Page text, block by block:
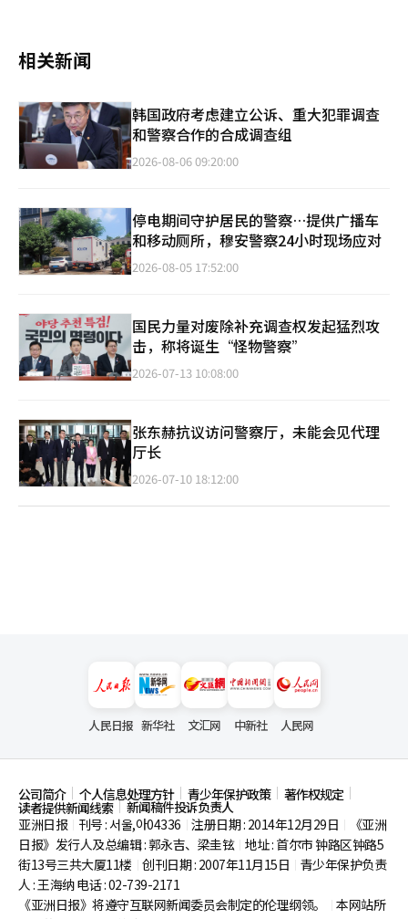
相关新闻
韩国政府考虑建立公诉、重大犯罪调查
和警察合作的合成调查组
2026-08-06 09:20:00
停电期间守护居民的警察…提供广播车
和移动厕所，穆安警察24小时现场应对
2026-08-05 17:52:00
国民力量对废除补充调查权发起猛烈攻
击，称将诞生“怪物警察”
2026-07-13 10:08:00
张东赫抗议访问警察厅，未能会见代理
厅长
2026-07-10 18:12:00
人民日报 新华社 文汇网 中新社 人民网
公司简介 个人信息处理方针 青少年保护政策 著作权规定
读者提供新闻线索
新闻稿件投诉负责人
亚洲日报
刊号 : 서울,아04336 注册日期 : 2014年12月29日
《亚洲
日报》发行人及总编辑 : 郭永吉、梁圭铉 地址 : 首尔市钟路区钟路5
街13号三共大厦11楼 创刊日期 : 2007年11月15日
青少年保护负责
人 : 王海纳 电话 : 02-739-2171
《亚洲日报》将遵守互联网新闻委员会制定的伦理纲领。
本网站所